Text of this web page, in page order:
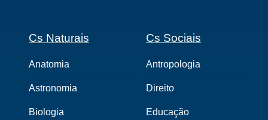
Cs Naturais
Anatomia
Astronomia
Biologia
Cs Sociais
Antropologia
Direito
Educação